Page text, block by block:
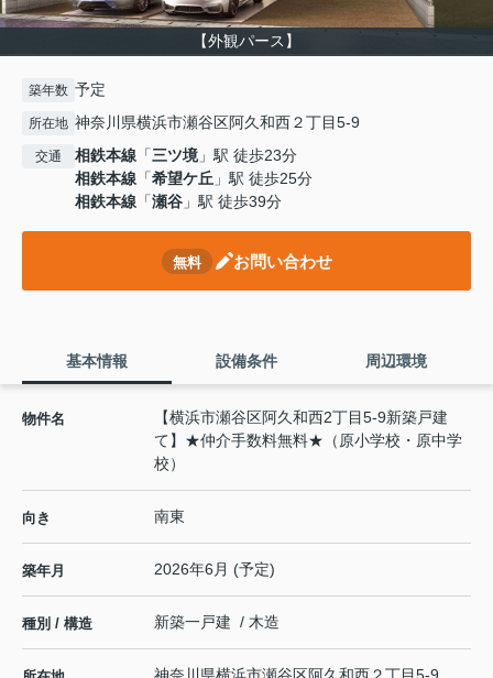
【外観パース】
築年数 予定
所在地 神奈川県横浜市瀬谷区阿久和西２丁目5-9
交通 相鉄本線 「三ツ境」駅 徒歩23分
相鉄本線 「希望ケ丘 」駅 徒歩25分
相鉄本線 「瀬谷 」駅 徒歩39分
無料 お問い合わせ
基本情報 設備条件 周辺環境
物件名
【横浜市瀬谷区阿久和西2丁目5-9新築戸建
て】★仲介手数料無料★（原小学校・原中学
校）
向き 南東
築年月 2026年6月 (予定)
種別 / 構造 新築一戸建 / 木造